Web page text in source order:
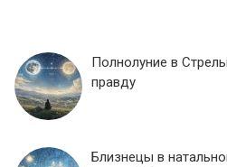
Полнолуние в
правду
Близнецы в